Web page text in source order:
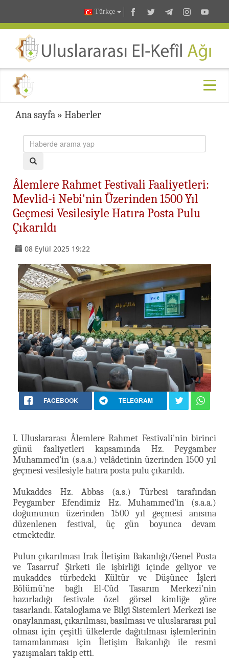
Türkçe
Ana sayfa » Haberler
Âlemlere Rahmet Festivali Faaliyetleri:
Mevlid-i Nebi'nin Üzerinden 1500 Yıl
Geçmesi Vesilesiyle Hatıra Posta Pulu
Çıkarıldı
08 Eylül 2025 19:22
FACEBOOK TELEGRAM
I. Uluslararası Âlemlere Rahmet Festivali'nin birinci
günü faaliyetleri kapsamında Hz. Peygamber
Muhammed'in (s.a.a.) velâdetinin üzerinden 1500 yıl
geçmesi vesilesiyle hatıra posta pulu çıkarıldı.
Mukaddes Hz. Abbas (a.s.) Türbesi tarafından
Peygamber Efendimiz Hz. Muhammed'in (s.a.a.)
doğumunun üzerinden 1500 yıl geçmesi anısına
düzenlenen festival, üç gün boyunca devam
etmektedir.
Pulun çıkarılması Irak İletişim Bakanlığı/Genel Posta
ve Tasarruf Şirketi ile işbirliği içinde geliyor ve
mukaddes türbedeki Kültür ve Düşünce İşleri
Bölümü'ne bağlı El-Cûd Tasarım Merkezi'nin
hazırladığı festivale özel görsel kimliğe göre
tasarlandı. Kataloglama ve Bilgi Sistemleri Merkezi ise
onaylanması, çıkarılması, basılması ve uluslararası pul
olması için çeşitli ülkelerde dağıtılması işlemlerinin
tamamlanması için İletişim Bakanlığı ile resmi
yazışmaları takip etti.